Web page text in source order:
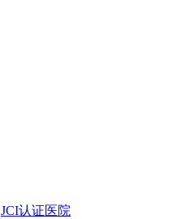
JCI认证医院